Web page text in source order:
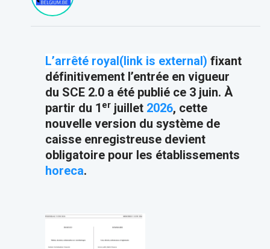
L’arrêté royal(link is external) fixant
définitivement l’entrée en vigueur
du SCE 2.0 a été publié ce 3 juin. À
partir du 1 erjuillet 2026, cette
nouvelle version du système de
caisse enregistreuse devient
obligatoire pour les établissements
horeca.